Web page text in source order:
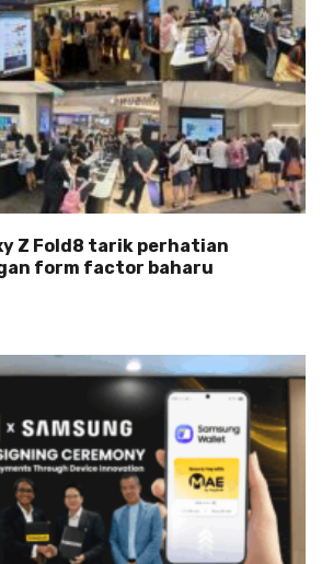
Z Fold8 tarik perhatian
form factor baharu